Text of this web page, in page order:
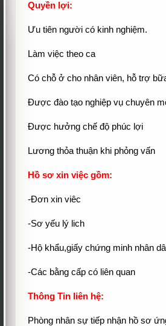
Quyền lợi:
Ưu tiên người có kinh nghiệm.
Làm việc theo ca
Có chỗ ở cho nhân viên, hỗ trợ
Được đào tạo nghiệp vụ chuyên
Được hưởng chế độ phúc lợi
Lương thỏa thuận khi phỏng vấn
Hồ sơ xin việc gồm:
-Đơn xin viêc
-Sơ yếu lý lich
-Hộ khẩu,giấy chứng minh nhân
-Các bằng cấp có liên quan
Thông Tin liên hệ:
Phòng nhân sự tiếp nhận hồ sơ